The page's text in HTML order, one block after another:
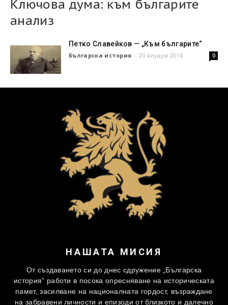
Ключова дума: към българите
анализ
Петко Славейков — „Към българите“
Българска история - 20 януари 2014 0
НАШАТА МИСИЯ
От създаването си до днес сдружение „Българска
история” работи в посока опресняване на историческата
памет, засилване на националната гордост, възраждане
на забравени личности и епизоди от близкото и далечно